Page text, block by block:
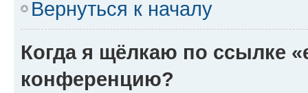
Вернуться к началу
Когда я щёлкаю по ссылке
конференцию?